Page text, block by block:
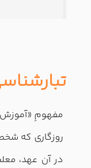
روزگاری که
در آن عهد،